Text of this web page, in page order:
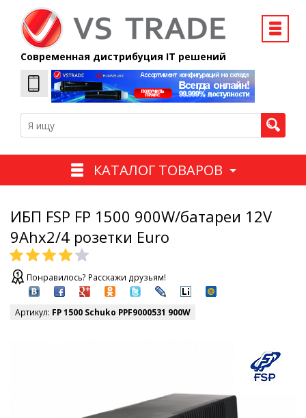
Современная дистрибуция IT решений
КАТАЛОГ ТОВАРОВ
ИБП FSP FP 1500 900W/батареи 12V
9Ahx2/4 розетки Euro
Понравилось? Расскажи друзьям!
Артикул: FP 1500 Schuko PPF9000531 900W